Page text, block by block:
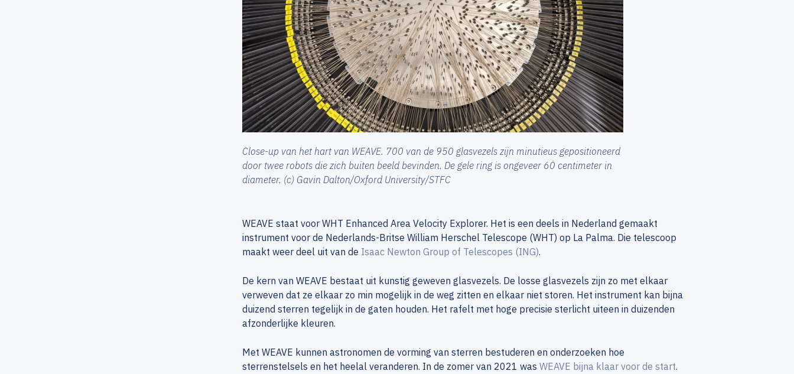
Close-up van het hart van WEAVE. 700 van de 950 glasvezels zijn minutieus gepositioneerd
door twee robots die zich buiten beeld bevinden. De gele ring is ongeveer 60 centimeter in
diameter. (c) Gavin Dalton/Oxford University/STFC
WEAVE staat voor WHT Enhanced Area Velocity Explorer. Het is een deels in Nederland gemaakt
instrument voor de Nederlands-Britse William Herschel Telescope (WHT) op La Palma. Die telescoop
maakt weer deel uit van de Isaac Newton Group of Telescopes (ING).
De kern van WEAVE bestaat uit kunstig geweven glasvezels. De losse glasvezels zijn zo met elkaar
verweven dat ze elkaar zo min mogelijk in de weg zitten en elkaar niet storen. Het instrument kan bijna
duizend sterren tegelijk in de gaten houden. Het rafelt met hoge precisie sterlicht uiteen in duizenden
afzonderlijke kleuren.
Met WEAVE kunnen astronomen de vorming van sterren bestuderen en onderzoeken hoe
sterrenstelsels en het heelal veranderen. In de zomer van 2021 was WEAVE bijna klaar voor de start.